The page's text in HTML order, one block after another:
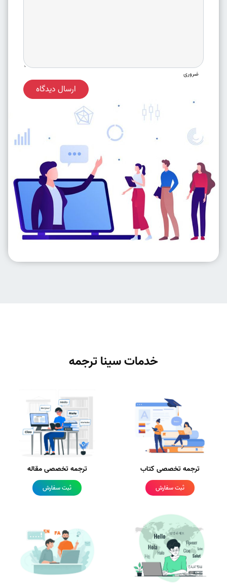
ضروری
ارسال دیدگاه
خدمات سینا ترجمه
ترجمه تخصصی کتاب
ثبت سفارش
ترجمه تخصصی مقاله
ثبت سفارش